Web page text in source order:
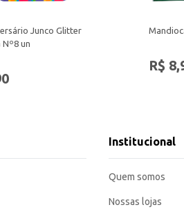
Junco Glitter
Nº8 un
R$
Institucional
Quem somos
Nossas lojas